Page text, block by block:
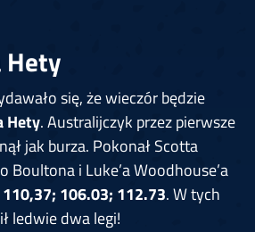
Hety
się, że wieczór będzie
Hety. Australijczyk przez pierwsze
jak burza. Pokonał Scotta
Boultona i Luke’a Woodhouse’a
110,37; 106.03; 112.73. W tych
ledwie dwa legi!